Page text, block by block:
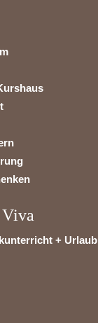
+ Urlaub